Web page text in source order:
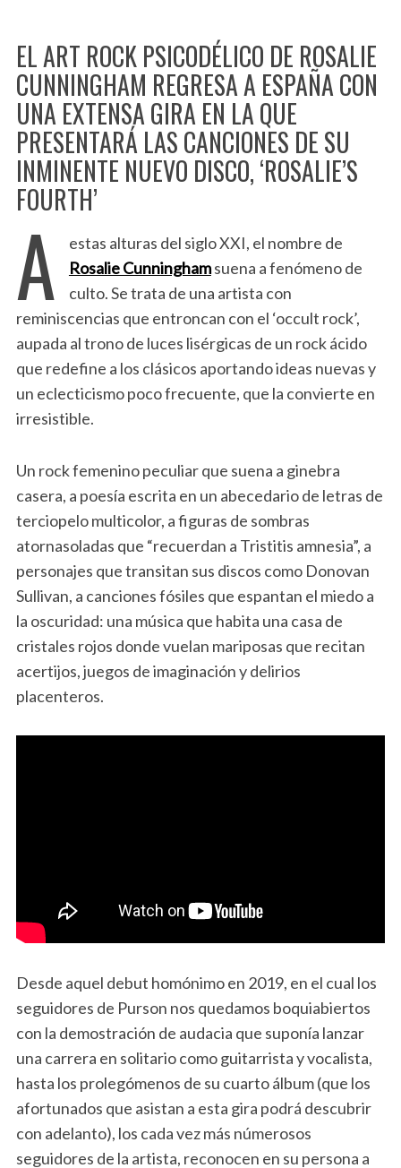
EL ART ROCK PSICODÉLICO DE ROSALIE
CUNNINGHAM REGRESA A ESPAÑA CON
UNA EXTENSA GIRA EN LA QUE
PRESENTARÁ LAS CANCIONES DE SU
INMINENTE NUEVO DISCO, ‘ROSALIE’S
FOURTH’
A
estas alturas del siglo XXI, el nombre de
Rosalie Cunninghamsuena a fenómeno de
culto. Se trata de una artista con
reminiscencias que entroncan con el ‘occult rock’,
aupada al trono de luces lisérgicas de un rock ácido
que redefine a los clásicos aportando ideas nuevas y
un eclecticismo poco frecuente, que la convierte en
irresistible.
Un rock femenino peculiar que suena a ginebra
casera, a poesía escrita en un abecedario de letras de
terciopelo multicolor, a figuras de sombras
atornasoladas que “recuerdan a Tristitis amnesia”, a
personajes que transitan sus discos como Donovan
Sullivan, a canciones fósiles que espantan el miedo a
la oscuridad: una música que habita una casa de
cristales rojos donde vuelan mariposas que recitan
acertijos, juegos de imaginación y delirios
placenteros.
Desde aquel debut homónimo en 2019, en el cual los
seguidores de Purson nos quedamos boquiabiertos
con la demostración de audacia que suponía lanzar
una carrera en solitario como guitarrista y vocalista,
hasta los prolegómenos de su cuarto álbum (que los
afortunados que asistan a esta gira podrá descubrir
con adelanto), los cada vez más númerosos
seguidores de la artista, reconocen en su persona a